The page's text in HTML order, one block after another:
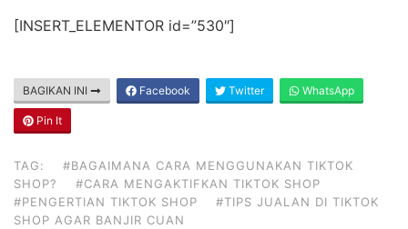
[INSERT_ELEMENTOR id=”530″]
BAGIKAN INI Facebook Twitter WhatsApp
Pin It
TAG:
#BAGAIMANA CARA MENGGUNAKAN TIKTOK
SHOP?
#CARA MENGAKTIFKAN TIKTOK SHOP
#PENGERTIAN TIKTOK SHOP
#TIPS JUALAN DI TIKTOK
SHOP AGAR BANJIR CUAN